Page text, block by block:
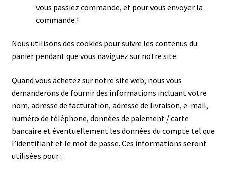
vous passiez commande, et pour vous envoyer la
commande !
Nous utilisons des cookies pour suivre les contenus du
panier pendant que vous naviguez sur notre site.
Quand vous achetez sur notre site web, nous vous
demanderons de fournir des informations incluant votre
nom, adresse de facturation, adresse de livraison, e-mail,
numéro de téléphone, données de paiement / carte
bancaire et éventuellement les données du compte tel que
l’identifiant et le mot de passe. Ces informations seront
utilisées pour :